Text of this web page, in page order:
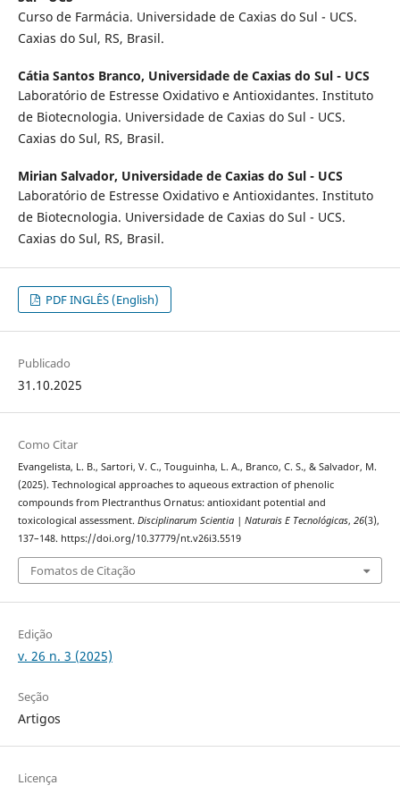
Curso de Farmácia. Universidade de Caxias do Sul - UCS.
Caxias do Sul, RS, Brasil.
Cátia Santos Branco, Universidade de Caxias do Sul - UCS
Laboratório de Estresse Oxidativo e Antioxidantes. Instituto
de Biotecnologia. Universidade de Caxias do Sul - UCS.
Caxias do Sul, RS, Brasil.
Mirian Salvador, Universidade de Caxias do Sul - UCS
Laboratório de Estresse Oxidativo e Antioxidantes. Instituto
de Biotecnologia. Universidade de Caxias do Sul - UCS.
Caxias do Sul, RS, Brasil.
PDF INGLÊS (English)
Publicado
31.10.2025
Como Citar
Evangelista, L. B., Sartori, V. C., Touguinha, L. A., Branco, C. S., & Salvador, M.
(2025). Technological approaches to aqueous extraction of phenolic
compounds from Plectranthus Ornatus: antioxidant potential and
toxicological assessment. Disciplinarum Scientia | Naturais E Tecnológicas, 26(3),
137–148. https://doi.org/10.37779/nt.v26i3.5519
Fomatos de Citação
Edição
v. 26 n. 3 (2025)
Seção
Artigos
Licença